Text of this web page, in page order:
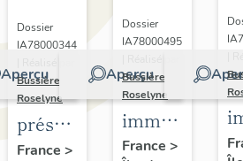
Aperçu
Dossier
IA78000344
Bussière
Roselyne
présentation
de la
France >
Aperçu
Dossier
IA78000495
Bussière
Roselyne
immeubles,
maisons,
France >